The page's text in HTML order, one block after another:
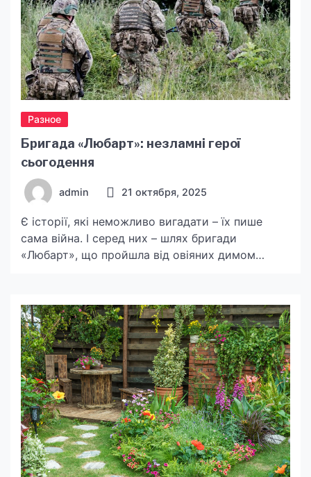
Разное
Бригада «Любарт»: незламні герої
сьогодення
admin 21 октября, 2025
Є історії, які неможливо вигадати – їх пише
сама війна. І серед них – шлях бригади
«Любарт», що пройшла від овіяних димом
продовжили боротьбу. Про тих, хто зробив
вибір – стояти до кінця. Кожна сторінка цього
шляху написана потом, кров’ю та вірою […]